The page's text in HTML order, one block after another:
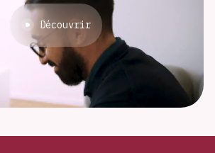
Découvrir